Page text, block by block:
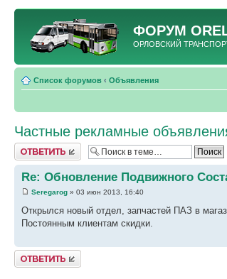
ФОРУМ
ОРЛОВСКИЙ ТРАНСПОРТ |
Список форумов ‹ Объявления
Частные рекламные
Ответить
Re: Обновление Подвижного
Seregarog » 03 июн 2013, 16:40
Открылся новый отдел, запчастей ПАЗ в
Постоянным клиентам скидки.
Ответить